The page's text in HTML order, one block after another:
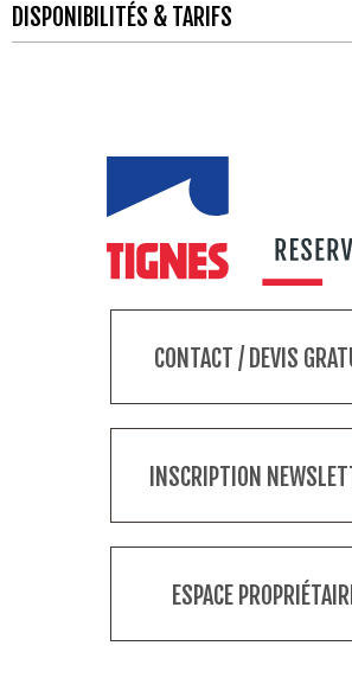
DISPONIBILITÉS & TARIFS
CONTACT / DEVIS
INSCRIPTION
ESPACE